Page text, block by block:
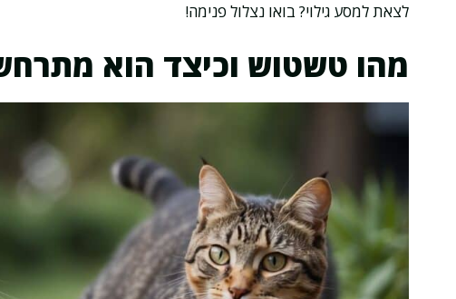
לצאת למסע גילוי? בואו נצלול פנימה!
מהו טשטוש וכיצד הוא